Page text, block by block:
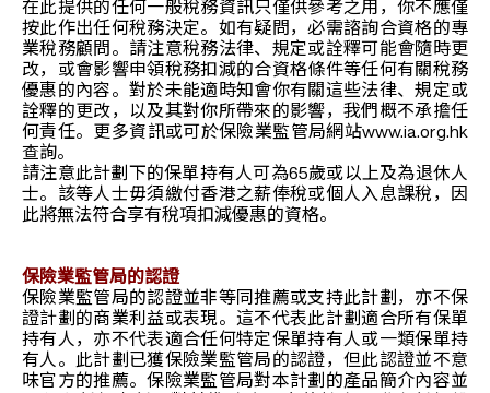
在此提供的任何一般稅務資訊只僅供參考之用，你不應僅
按此作出任何稅務決定。如有疑問，必需諮詢合資格的專
業稅務顧問。請注意稅務法律、規定或詮釋可能會隨時更
改，或會影響申領稅務扣減的合資格條件等任何有關稅務
優惠的內容。對於未能適時知會你有關這些法律、規定或
詮釋的更改，以及其對你所帶來的影響，我們概不承擔任
何責任。更多資訊或可於保險業監管局網站www.ia.org.hk
查詢。
請注意此計劃下的保單持有人可為65歲或以上及為退休人
士。該等人士毋須繳付香港之薪俸稅或個人入息課稅，因
此將無法符合享有稅項扣減優惠的資格。
保險業監管局的認證
保險業監管局的認證並非等同推薦或支持此計劃，亦不保
證計劃的商業利益或表現。這不代表此計劃適合所有保單
持有人，亦不代表適合任何特定保單持有人或一類保單持
有人。此計劃已獲保險業監管局的認證，但此認證並不意
味官方的推薦。保險業監管局對本計劃的產品簡介內容並